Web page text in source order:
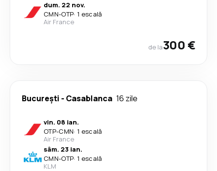
dum. 22 nov.
CMN-OTP· 1 escală
Air France
de la300 €
București - Casablanca 16 zile
vin. 08 ian.
OTP-CMN· 1 escală
Air France
sâm. 23 ian.
CMN-OTP· 1 escală
KLM